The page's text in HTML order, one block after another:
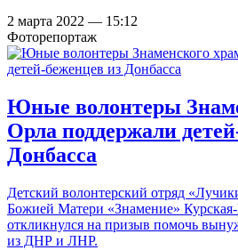
2 марта 2022 — 15:12
Фоторепортаж
Юные волонтеры
Орла поддержали
Донбасса
Детский волонтерский отряд
Божией Матери «Знамение»
откликнулся на призыв помочь
из ДНР и ЛНР.